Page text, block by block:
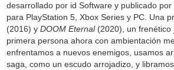
desarrollado por id Software y publicado
para PlayStation 5, Xbox Series y PC. Una
(2016) yDOOM Eternal(2020), un frenético
primera persona ahora con ambientación
enfrentamos a nuevos enemigos, usamos
saga, como un escudo arrojadizo, y